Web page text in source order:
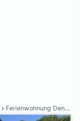
Ferienwohnung Den Haag